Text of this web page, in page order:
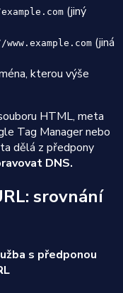
(jiný
(jiná
kterou výše
HTML, meta
Tag Manager nebo
dělá z předpony
DNS.
srovnání
s předponou